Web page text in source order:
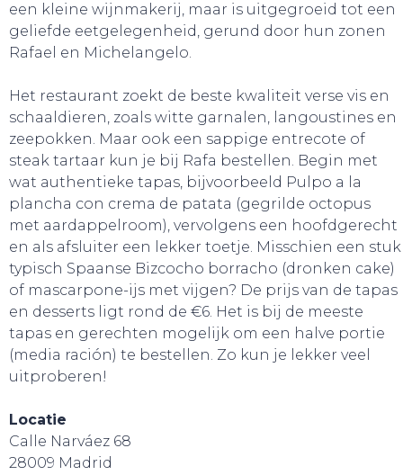
een kleine wijnmakerij, maar is uitgegroeid tot een
geliefde eetgelegenheid, gerund door hun zonen
Rafael en Michelangelo.
Het restaurant zoekt de beste kwaliteit verse vis en
schaaldieren, zoals witte garnalen, langoustines en
zeepokken. Maar ook een sappige entrecote of
steak tartaar kun je bij Rafa bestellen. Begin met
wat authentieke tapas, bijvoorbeeld Pulpo a la
plancha con crema de patata (gegrilde octopus
met aardappelroom), vervolgens een hoofdgerecht
en als afsluiter een lekker toetje. Misschien een stuk
typisch Spaanse Bizcocho borracho (dronken cake)
of mascarpone-ijs met vijgen? De prijs van de tapas
en desserts ligt rond de €6. Het is bij de meeste
tapas en gerechten mogelijk om een halve portie
(media ración) te bestellen. Zo kun je lekker veel
uitproberen!
Locatie
Calle Narváez 68
28009 Madrid